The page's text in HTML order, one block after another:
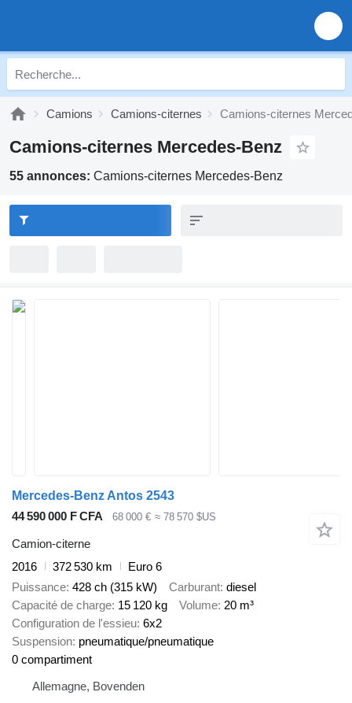
Camions Camions-citernes Camions-citernes
Camions-citernes Mercedes-Benz
55 annonces: Camions-citernes Mercedes-Benz
Mercedes-Benz Antos 2543
44 590 000 F CFA
68 000 € ≈ 78 570 $US
Camion-citerne
2016
372 530 km
Euro 6
Puissance 428 ch (315 kW) Carburant diesel
Capacité de charge 15 120 kg Volume 20 m³
Configuration de l'essieu 6x2
Suspension pneumatique/pneumatique
0 compartiment
Allemagne, Bovenden